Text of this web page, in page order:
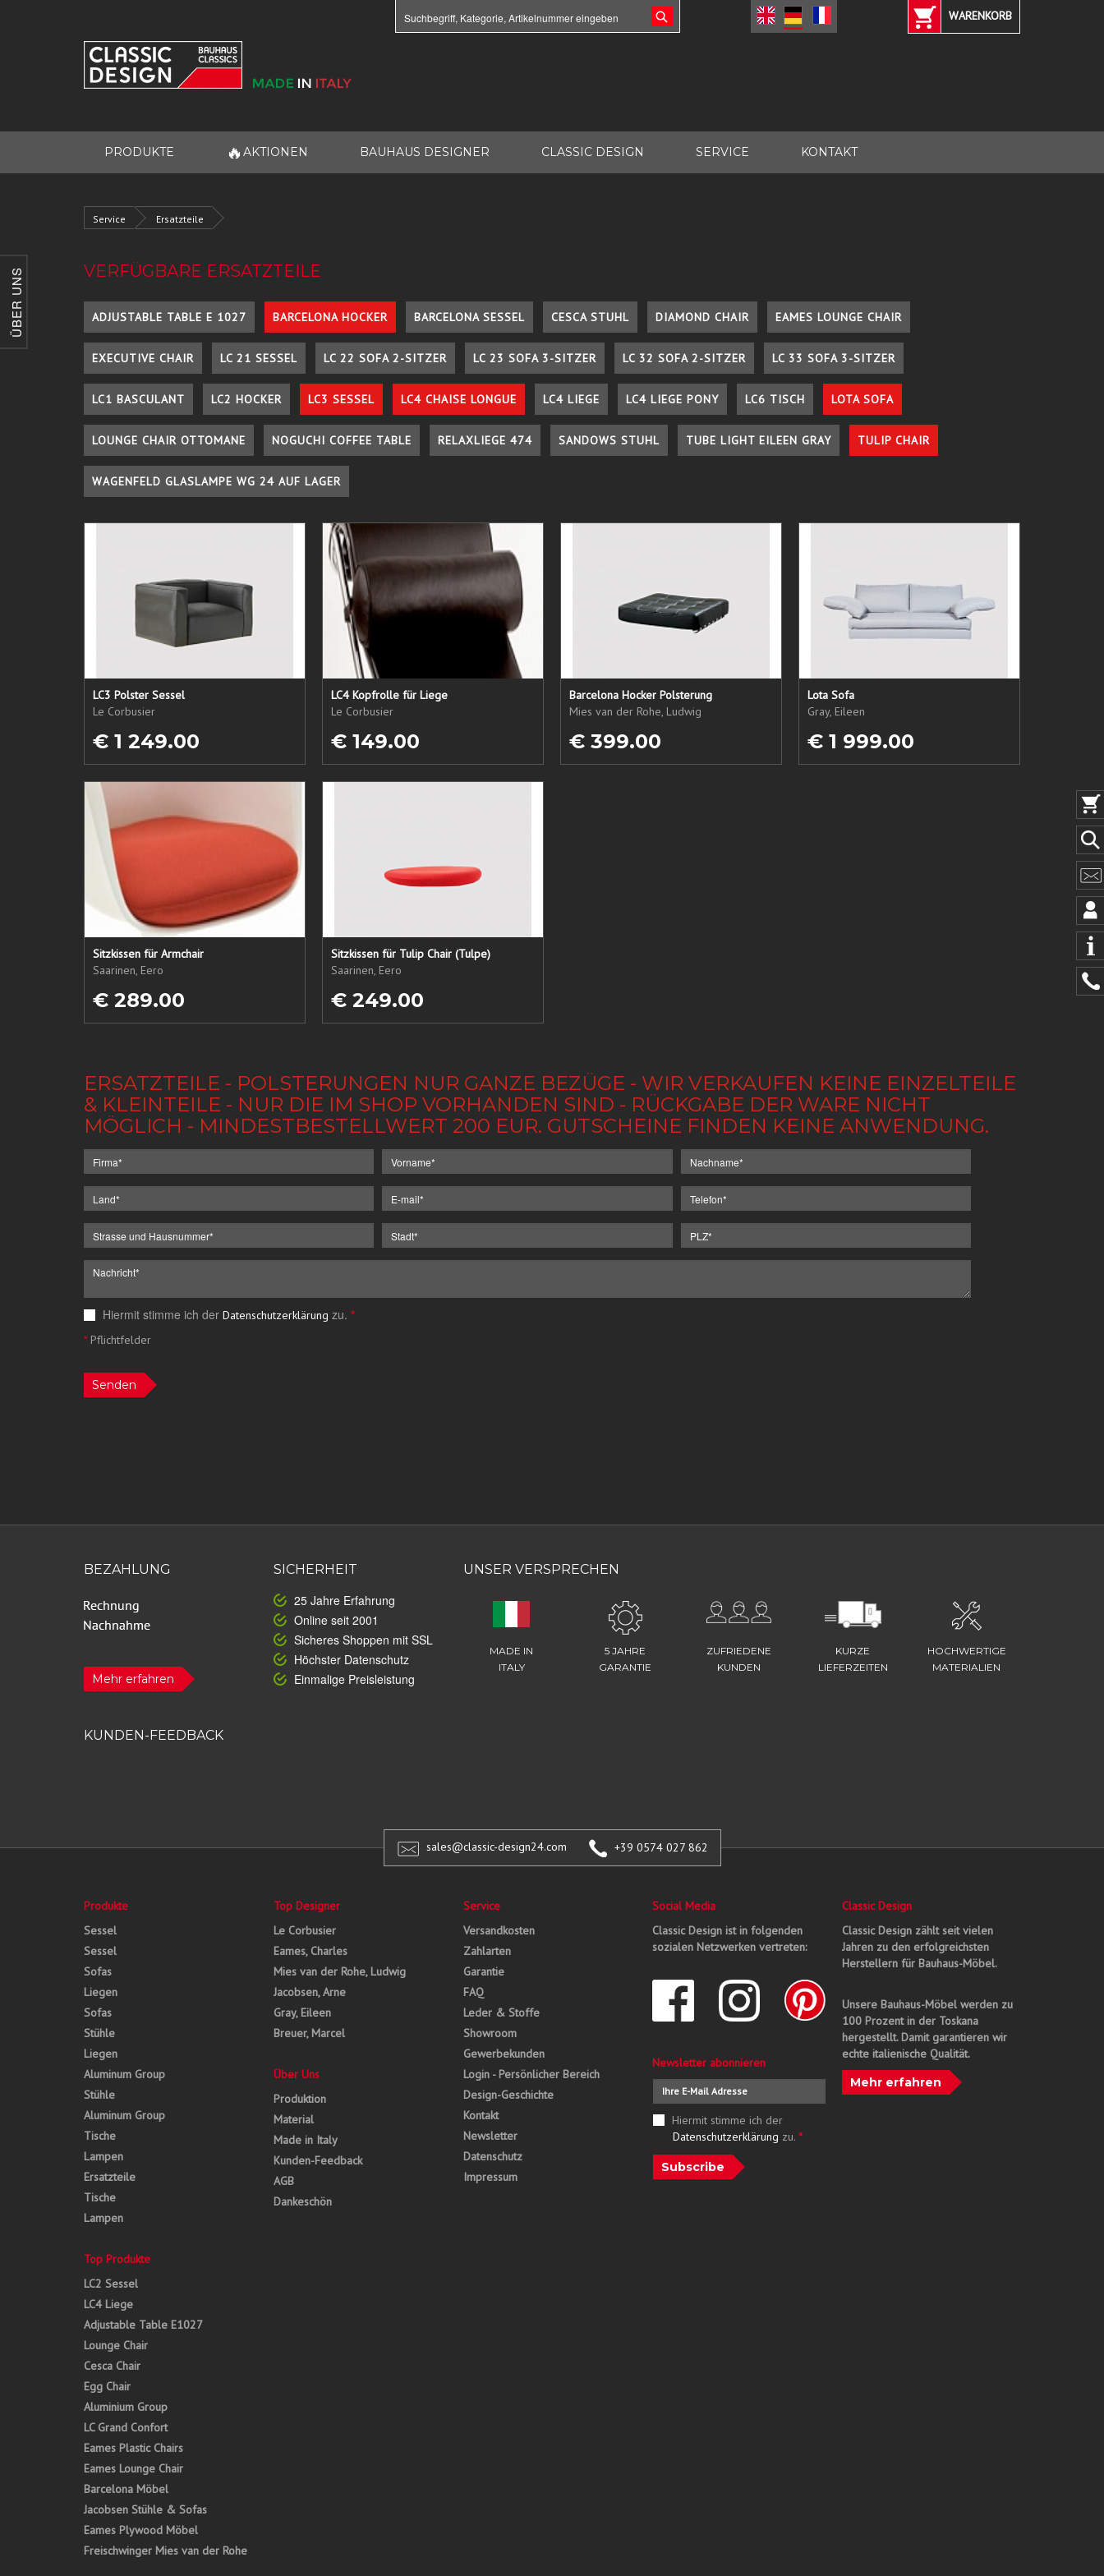
ÜBER UNS
WARENKORB
PRODUKTE 🔥 AKTIONEN BAUHAUS DESIGNER CLASSIC DESIGN SERVICE KONTAKT
Service Ersatzteile
VERFÜGBARE ERSATZTEILE
ADJUSTABLE TABLE E 1027 BARCELONA HOCKER BARCELONA SESSEL CESCA STUHL DIAMOND CHAIR EAMES LOUNGE CHAIR
EXECUTIVE CHAIR LC 21 SESSEL LC 22 SOFA 2-SITZER LC 23 SOFA 3-SITZER LC 32 SOFA 2-SITZER LC 33 SOFA 3-SITZER
LC1 BASCULANT LC2 HOCKER LC3 SESSEL LC4 CHAISE LONGUE LC4 LIEGE LC4 LIEGE PONY LC6 TISCH LOTA SOFA
LOUNGE CHAIR OTTOMANE NOGUCHI COFFEE TABLE RELAXLIEGE 474 SANDOWS STUHL TUBE LIGHT EILEEN GRAY TULIP CHAIR
WAGENFELD GLASLAMPE WG 24 AUF LAGER
LC3 Polster Sessel
Le Corbusier
€ 1 249.00
LC4 Kopfrolle für Liege
Le Corbusier
€ 149.00
Barcelona Hocker Polsterung
Mies van der Rohe, Ludwig
€ 399.00
Lota Sofa
Gray, Eileen
€ 1 999.00
Sitzkissen für Armchair
Saarinen, Eero
€ 289.00
Sitzkissen für Tulip Chair (Tulpe)
Saarinen, Eero
€ 249.00
ERSATZTEILE - POLSTERUNGEN NUR GANZE BEZÜGE - WIR VERKAUFEN KEINE EINZELTEILE
& KLEINTEILE - NUR DIE IM SHOP VORHANDEN SIND - RÜCKGABE DER WARE NICHT
MÖGLICH - MINDESTBESTELLWERT 200 EUR. GUTSCHEINE FINDEN KEINE ANWENDUNG.
Hiermit stimme ich der Datenschutzerklärung zu. *
*Pflichtfelder
Senden
BEZAHLUNG
Mehr erfahren
SICHERHEIT
25 Jahre Erfahrung
Online seit 2001
Sicheres Shoppen mit SSL
Höchster Datenschutz
Einmalige Preisleistung
UNSER VERSPRECHEN
MADE IN
ITALY
5 JAHRE
GARANTIE
ZUFRIEDENE
KUNDEN
KURZE
LIEFERZEITEN
HOCHWERTIGE
MATERIALIEN
KUNDEN-FEEDBACK
sales@classic-design24.com +39 0574 027 862
Produkte
Sessel
Sessel
Sofas
Liegen
Sofas
Stühle
Liegen
Aluminum Group
Stühle
Aluminum Group
Tische
Lampen
Ersatzteile
Tische
Lampen
Top Produkte
LC2 Sessel
LC4 Liege
Adjustable Table E1027
Lounge Chair
Cesca Chair
Egg Chair
Aluminium Group
LC Grand Confort
Eames Plastic Chairs
Eames Lounge Chair
Barcelona Möbel
Jacobsen Stühle & Sofas
Eames Plywood Möbel
Freischwinger Mies van der Rohe
Top Designer
Le Corbusier
Eames, Charles
Mies van der Rohe, Ludwig
Jacobsen, Arne
Gray, Eileen
Breuer, Marcel
Über Uns
Produktion
Material
Made in Italy
Kunden-Feedback
AGB
Dankeschön
Service
Versandkosten
Zahlarten
Garantie
FAQ
Leder & Stoffe
Showroom
Gewerbekunden
Login - Persönlicher Bereich
Design-Geschichte
Kontakt
Newsletter
Datenschutz
Impressum
Social Media
Classic Design ist in folgenden
sozialen Netzwerken vertreten:
Newsletter abonnieren
Hiermit stimme ich der
Datenschutzerklärung zu. *
Subscribe
Classic Design
Classic Design zählt seit vielen
Jahren zu den erfolgreichsten
Herstellern für Bauhaus-Möbel.
Unsere Bauhaus-Möbel werden zu
100 Prozent in der Toskana
hergestellt. Damit garantieren wir
echte italienische Qualität.
Mehr erfahren